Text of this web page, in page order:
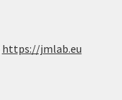
https://jmlab.eu